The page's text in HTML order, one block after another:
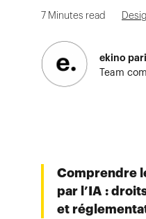
7 Minutes read
ekino
Team
Comprendre
par l’IA :
et